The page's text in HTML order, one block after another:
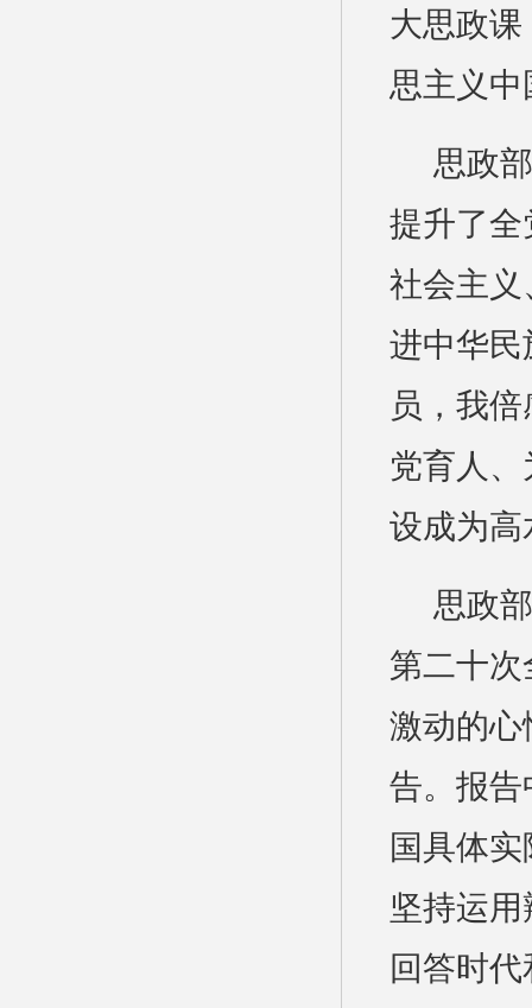
大思政
思主义
思政
提升了
社会主
进中华
员，我
党育人
设成为
思政
第二十
激动的
告。报告
国具体
坚持运
回答时